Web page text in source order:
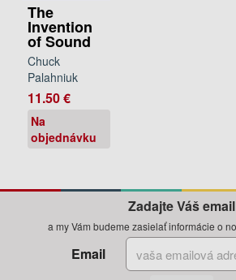
The
Invention
of Sound
Chuck
Palahniuk
11.50 €
Na
objednávku
Zadajte Váš email
a my Vám budeme zasielať informácie o
Email